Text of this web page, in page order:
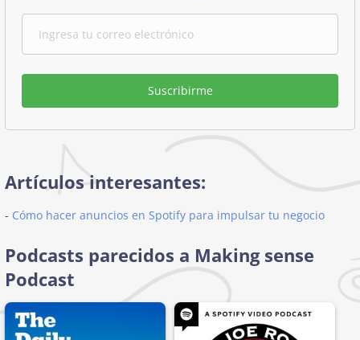
Suscribirme
Artículos interesantes:
- Cómo hacer anuncios en Spotify para impulsar tu negocio
Podcasts parecidos a Making sense
Podcast